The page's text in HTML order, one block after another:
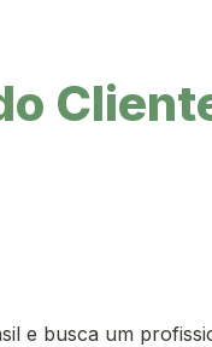
e busca um